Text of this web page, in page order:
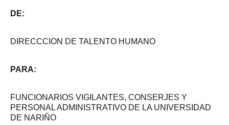
DE:
DIRECCCION DE TALENTO HUMANO
PARA:
FUNCIONARIOS VIGILANTES, CONSERJES Y
PERSONAL ADMINISTRATIVO DE LA UNIVERSIDAD
DE NARIÑO